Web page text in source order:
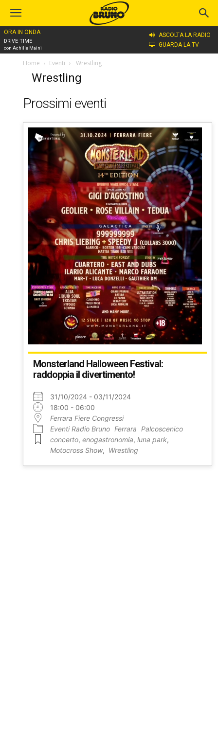
ORA IN ONDA
DRIVE TIME
con Achille Maini
ASCOLTA LA RADIO
GUARDA LA TV
Home Eventi ⁠ ⁠Wrestling
⁠ ⁠Wrestling
Prossimi eventi
Monsterland Halloween Festival:
raddoppia il divertimento!
31/10/2024 - 03/11/2024
18:00 - 06:00
Ferrara Fiere Congressi
Eventi Radio Bruno Ferrara
Palcoscenico
concerto, enogastronomia, luna park,
Motocross Show, ⁠ ⁠Wrestling